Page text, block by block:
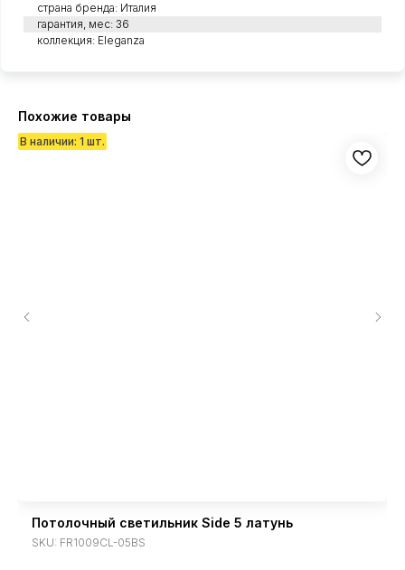
страна бренда: Италия
гарантия, мес: 36
коллекция: Eleganza
Похожие товары
Потолочный светильник Side 5 латунь
SKU: FR1009CL-05BS